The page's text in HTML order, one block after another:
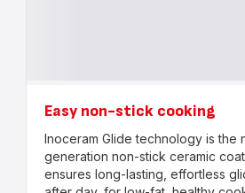
Easy non-stick cooking
Inoceram Glide technology is the
generation non-stick ceramic
ensures long-lasting, effortless